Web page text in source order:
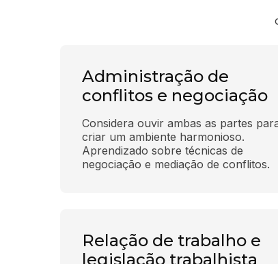
Administração de
conflitos e negociação
Considera ouvir ambas as partes
criar um ambiente harmonioso.
Aprendizado sobre técnicas de
negociação e mediação de conflitos.
Relação de trabalho e
legislação trabalhista